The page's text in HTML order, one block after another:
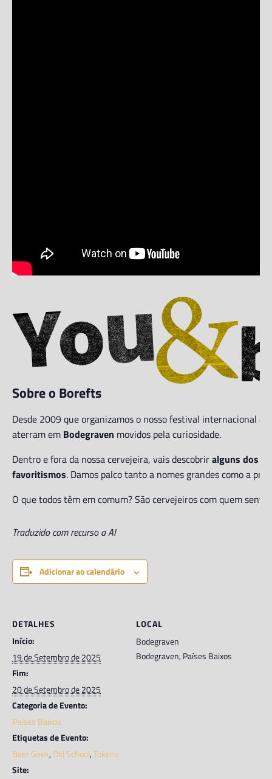
Sobre o Borefts
Desde 2009 que organizamos o nosso festival internacional
aterram em Bodegraven movidos pela curiosidade.
Dentro e fora da nossa cervejeira, vais descobriralguns dos
favoritismos. Damos palco tanto a nomes grandes como a
O que todos têm em comum? São cervejeiros com quem
Traduzido com recurso a AI
Adicionar ao calendário
DETALHES
Início:
19 de Setembro de 2025
Fim:
20 de Setembro de 2025
Categoria de Evento:
Países Baixos
Etiquetas de Evento:
Beer Geek, Old School,Tokens
Site:
LOCAL
Bodegraven
Bodegraven, Países Baixos